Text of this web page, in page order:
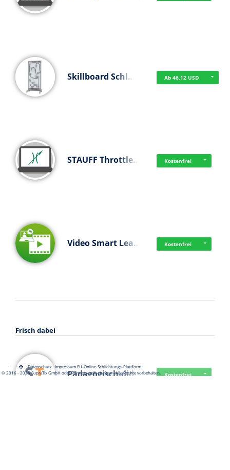
Skillboard Schl… Ab 46,12 USD
STAUFF Throttle… Kostenfrei
Video Smart Lea… Kostenfrei
Frisch dabei
Pädagogisch-did… Kostenfrei
· · ·Datenschutz·Impressum EU-Online-Schlichtungs-Plattform·
© 2016 - 2026 SupraTix GmbH oder Partnergesellschaften - Alle Rechte vorbehalten.